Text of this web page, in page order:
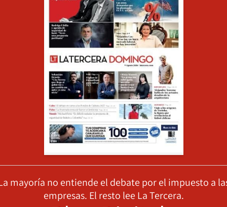
mayoría no entiende el debate por el impuesto a
empresas. El resto lee La Tercera.